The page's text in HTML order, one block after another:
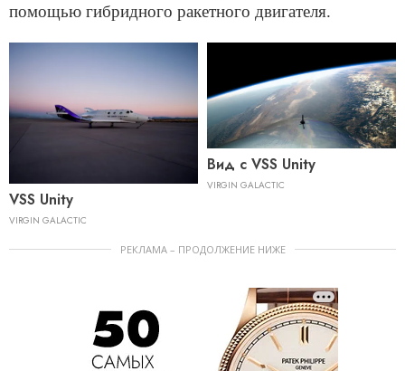
помощью гибридного ракетного двигателя.
VSS Unity
VIRGIN GALACTIC
Вид с VSS Unity
VIRGIN GALACTIC
РЕКЛАМА – ПРОДОЛЖЕНИЕ НИЖЕ